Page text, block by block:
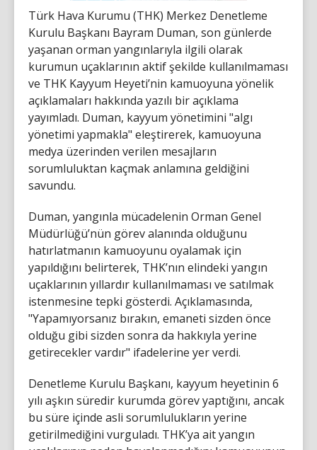
Türk Hava Kurumu (THK) Merkez Denetleme
Kurulu Başkanı Bayram Duman, son günlerde
yaşanan orman yangınlarıyla ilgili olarak
kurumun uçaklarının aktif şekilde kullanılmaması
ve THK Kayyum Heyeti’nin kamuoyuna yönelik
açıklamaları hakkında yazılı bir açıklama
yayımladı. Duman, kayyum yönetimini "algı
yönetimi yapmakla" eleştirerek, kamuoyuna
medya üzerinden verilen mesajların
sorumluluktan kaçmak anlamına geldiğini
savundu.
Duman, yangınla mücadelenin Orman Genel
Müdürlüğü’nün görev alanında olduğunu
hatırlatmanın kamuoyunu oyalamak için
yapıldığını belirterek, THK’nın elindeki yangın
uçaklarının yıllardır kullanılmaması ve satılmak
istenmesine tepki gösterdi. Açıklamasında,
"Yapamıyorsanız bırakın, emaneti sizden önce
olduğu gibi sizden sonra da hakkıyla yerine
getirecekler vardır" ifadelerine yer verdi.
Denetleme Kurulu Başkanı, kayyum heyetinin 6
yılı aşkın süredir kurumda görev yaptığını, ancak
bu süre içinde asli sorumlulukların yerine
getirilmediğini vurguladı. THK’ya ait yangın